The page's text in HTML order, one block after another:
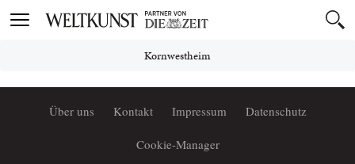
Toggle
Kornwestheim
Über uns Kontakt Impressum Datenschutz
Cookie-Manager